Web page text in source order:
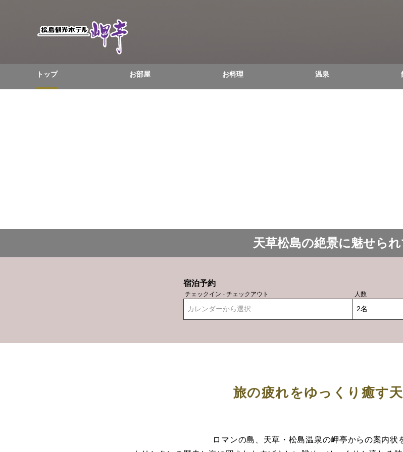
トップ お部屋 お料理 温泉
天草松島の絶景に魅せら
宿泊予約
チェックイン - チェックアウト
カレンダーから選択
人数
旅の疲れをゆっくり癒す
ロマンの島、天草・松島温泉の岬亭からの案内状